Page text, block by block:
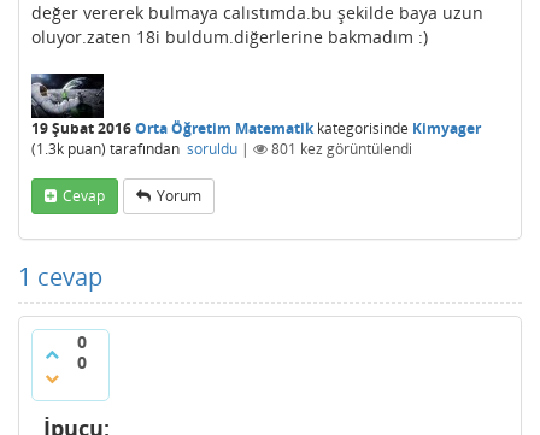
değer vererek bulmaya calıstımda.bu şekilde baya uzun
oluyor.zaten 18i buldum.diğerlerine bakmadım :)
19 Şubat 2016Orta Öğretim Matematikkategorisinde Kimyager
(1.3k puan) tarafından soruldu | 801 kez görüntülendi
Cevap Yorum
1 cevap
0
0
İpucu: